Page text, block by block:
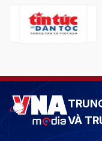
VÀ